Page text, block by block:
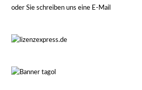
oder Sie schreiben uns eine E-Mail